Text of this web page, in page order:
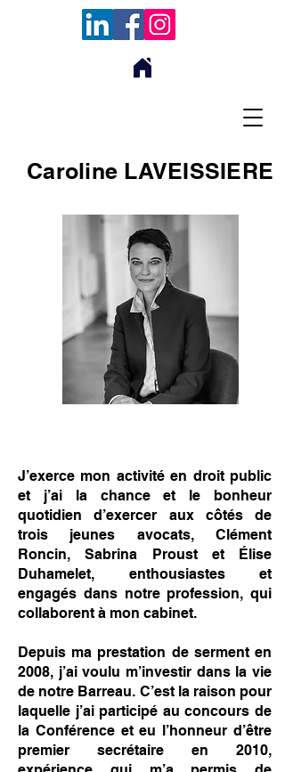
Caroline LAVEISSIERE
J’exerce mon activité en droit public
et j’ai la chance et le bonheur
quotidien d’exercer aux côtés de
trois jeunes avocats, Clément
Roncin, Sabrina Proust et Élise
Duhamelet, enthousiastes et
engagés dans notre profession, qui
collaborent à mon cabinet.
Depuis ma prestation de serment en
2008, j’ai voulu m’investir dans la vie
de notre Barreau. C’est la raison pour
laquelle j’ai participé au concours de
la Conférence et eu l’honneur d’être
premier secrétaire en 2010,